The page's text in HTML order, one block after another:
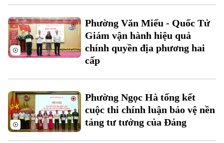
Xu hướng
Phường Văn Miếu - Quốc Tử
Giám vận hành hiệu quả
chính quyền địa phương hai
cấp
Phường Ngọc Hà tổng kết
cuộc thi chính luận bảo vệ nền
tảng tư tưởng của Đảng